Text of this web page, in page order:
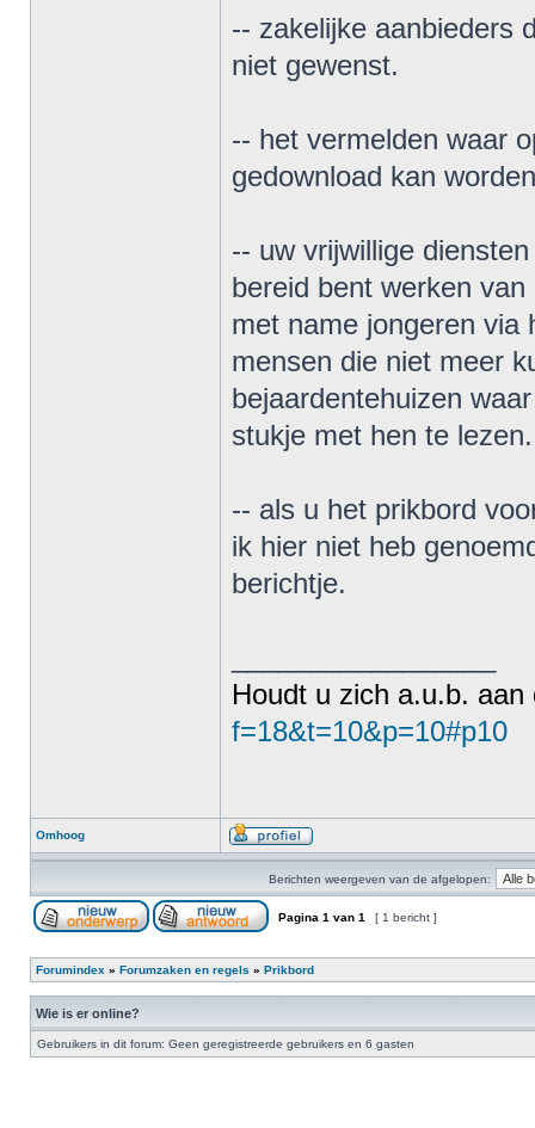
-- zakelijke aanbieders
niet gewenst.
-- het vermelden waar
gedownload kan
-- uw vrijwillige
bereid bent werken
met name jongeren via
mensen die niet meer
bejaardentehuizen
stukje met hen te lezen.
-- als u het prikbord
ik hier niet heb
berichtje.
Houdt u zich a.u.b.
f=18&t=10&p=10#p10
Omhoog
Berichten weergeven van de afgelopen:
Pagina 1 van 1 [ 1 bericht ]
Forumindex » Forumzaken en regels » Prikbord
Wie is er online?
Gebruikers in dit forum: Geen geregistreerde gebruikers en 6 gasten